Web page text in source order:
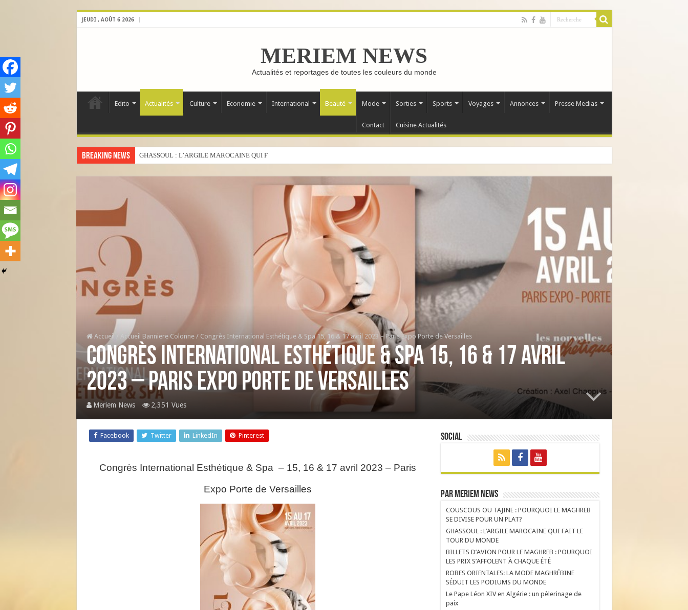
JEUDI , AOÛT 6 2026
MERIEM NEWS
Actualités et reportages de toutes les couleurs du monde
Edito Actualités Culture Economie International Beauté Mode Sorties Sports Voyages Annonces Presse Medias
Contact Cuisine Actualités
Breaking News GHASSOUL : L’ARGILE MAROCAINE QUI FAIT LE TOUR DU MONDE
Accueil Accueil Banniere Colonne / Congrès International Esthétique & Spa 15, 16 & 17 avril 2023 – Paris Expo Porte de Versailles
Congrès International Esthétique & Spa 15, 16 & 17 avril
2023 – Paris Expo Porte de Versailles
Meriem News 2,351 Vues
Facebook Twitter LinkedIn Pinterest
Congrès International Esthétique & Spa – 15, 16 & 17 avril 2023 – Paris
Expo Porte de Versailles
Social
Par Meriem News
COUSCOUS OU TAJINE : POURQUOI LE MAGHREB
SE DIVISE POUR UN PLAT?
GHASSOUL : L’ARGILE MAROCAINE QUI FAIT LE
TOUR DU MONDE
BILLETS D’AVION POUR LE MAGHREB : POURQUOI
LES PRIX S’AFFOLENT À CHAQUE ÉTÉ
ROBES ORIENTALES: LA MODE MAGHRÉBINE
SÉDUIT LES PODIUMS DU MONDE
Le Pape Léon XIV en Algérie : un pèlerinage de
paix